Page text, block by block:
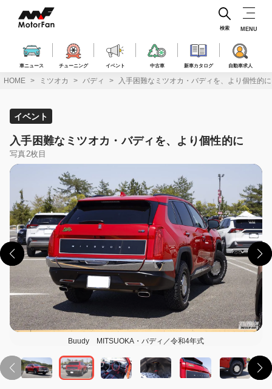
ス
車ニュース チューニング イベント 中古車 新車カタログ 自動車求人
検索 MENU
HOME ミツオカ バディ 入手困難なミツオカ・バディを、より個性的に
イベント
入手困難なミツオカ・バディを、より個性的に
写真2枚目
Buudy MITSUOKA・バディ／令和4年式
この画像の記事を読む